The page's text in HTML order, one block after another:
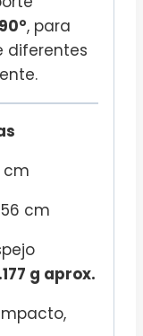
, para
diferentes
cm
cm
g aprox.